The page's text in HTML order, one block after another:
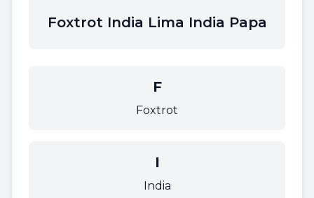
Foxtrot India Lima India Papa
F
Foxtrot
I
India